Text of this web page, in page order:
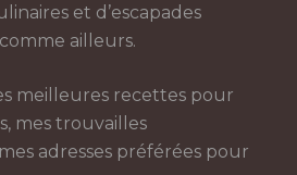
et d’escapades
ailleurs.
meilleures recettes pour
mes trouvailles
adresses préférées pour